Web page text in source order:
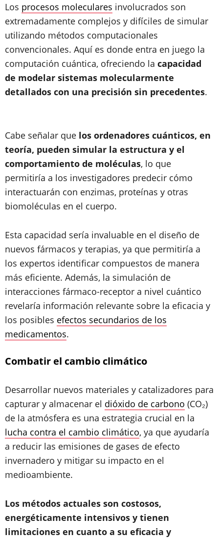
Los procesos moleculares involucrados son
extremadamente complejos y difíciles de simular
utilizando métodos computacionales
convencionales. Aquí es donde entra en juego la
computación cuántica, ofreciendo la capacidad
de modelar sistemas molecularmente
detallados con una precisión sin precedentes.
Cabe señalar que los ordenadores cuánticos, en
teoría, pueden simular la estructura y el
comportamiento de moléculas, lo que
permitiría a los investigadores predecir cómo
interactuarán con enzimas, proteínas y otras
biomoléculas en el cuerpo.
Esta capacidad sería invaluable en el diseño de
nuevos fármacos y terapias, ya que permitiría a
los expertos identificar compuestos de manera
más eficiente. Además, la simulación de
interacciones fármaco-receptor a nivel cuántico
revelaría información relevante sobre la eficacia y
los posibles efectos secundarios de los
medicamentos.
Combatir el cambio climático
Desarrollar nuevos materiales y catalizadores para
capturar y almacenar el dióxido de carbono (CO₂)
de la atmósfera es una estrategia crucial en la
lucha contra el cambio climático, ya que ayudaría
a reducir las emisiones de gases de efecto
invernadero y mitigar su impacto en el
medioambiente.
Los métodos actuales son costosos,
energéticamente intensivos y tienen
limitaciones en cuanto a su eficacia y